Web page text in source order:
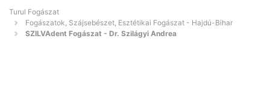
Turul Fogászat
Fogászatok, Szájsebészet, Esztétikai Fogászat - Hajdú-Bihar
SZILVAdent Fogászat - Dr. Szilágyi Andrea